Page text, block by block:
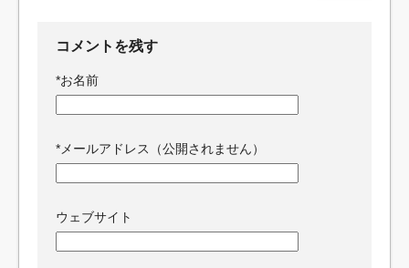
コメントを残す
*お名前
* メールアドレス（公開されません）
ウェブサイト